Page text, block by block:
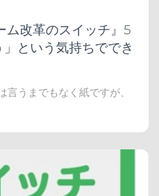
ム改革のスイッチ』5
という気持ちででき
うまでもなく紙ですが、